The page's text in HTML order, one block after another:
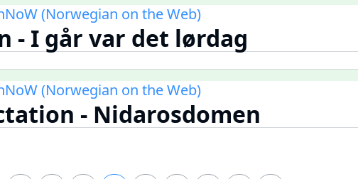
(Norwegian on the Web)
- I går var det lørdag
(Norwegian on the Web)
- Nidarosdomen